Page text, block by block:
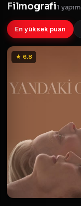
Filmografi1 yapım
En yüksek puan
★ 6.8